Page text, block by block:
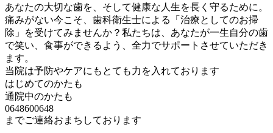
あなたの大切な歯を、そして健康な人生を長く守るために。
痛みがない今こそ、歯科衛生士による「治療としてのお掃
除」を受けてみませんか？私たちは、あなたが一生自分の歯
で笑い、食事ができるよう、全力でサポートさせていただき
ます。
当院は予防やケアにもとても力を入れております
はじめてのかたも
通院中のかたも
0648600648
までご連絡おまちしております